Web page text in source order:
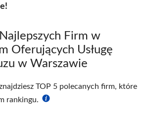
Firm w
Oferujących Usługę
w Warszawie
TOP 5 polecanych firm, które
rankingu.